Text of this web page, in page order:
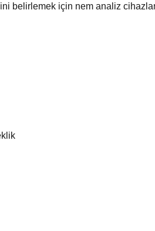
belirlemek için nem analiz